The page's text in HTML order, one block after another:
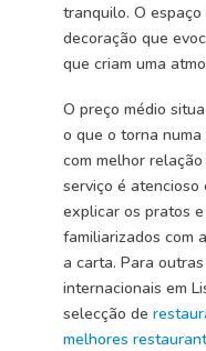
tranquilo. O
decoração que
que criam uma
O preço médio
o que o torna
com melhor
serviço é
explicar os pratos
familiarizados com
a carta. Para
internacionais em
selecção de
melhores